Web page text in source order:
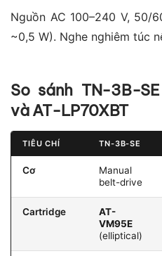
Nguồn AC 100–240 V, 50/
~0,5 W). Nghe nghiêm túc
So sánh TN-3B-
và AT-LP70XBT
TIÊU CHÍ TN-3B-SE
Cơ
Manual
belt-drive
Cartridge
AT-
VM95E
(elliptical)